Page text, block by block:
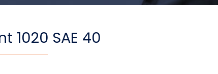
1020 SAE 40